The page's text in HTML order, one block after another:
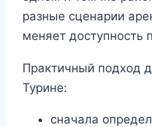
разные сценарии
меняет доступность
Практичный подход
Турине:
сначала